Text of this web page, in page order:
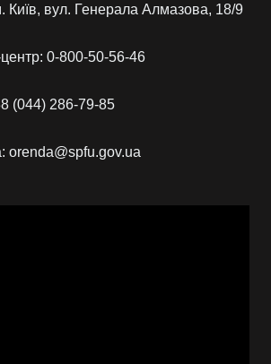
Київ, вул. Генерала Алмазова, 18/9
центр: 0-800-50-56-46
(044) 286-79-85
orenda@spfu.gov.ua